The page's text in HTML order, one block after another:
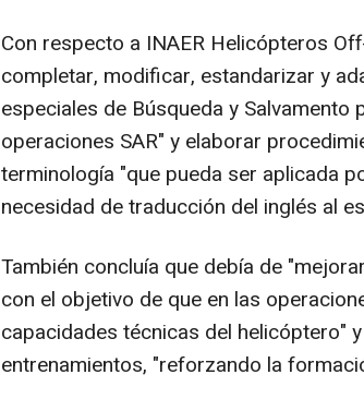
Con respecto a INAER Helicópteros
completar, modificar, estandarizar y
especiales de Búsqueda y
operaciones SAR" y elaborar
terminología "que pueda ser aplicada
necesidad de traducción del inglés al
También concluía que debía de
con el objetivo de que en las
capacidades técnicas del helicóptero"
entrenamientos, "reforzando la